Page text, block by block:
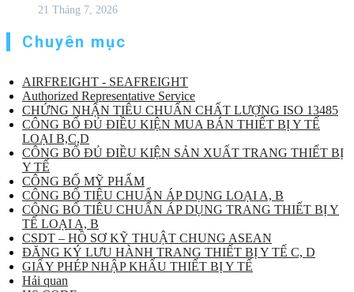
21 Tháng 7, 2026
Chuyên mục
AIRFREIGHT - SEAFREIGHT
Authorized Representative Service
CHỨNG NHẬN TIÊU CHUẨN CHẤT LƯỢNG ISO 13485
CÔNG BỐ ĐỦ ĐIỀU KIỆN MUA BÁN THIẾT BỊ Y TẾ
LOẠI B,C,D
CÔNG BỐ ĐỦ ĐIỀU KIỆN SẢN XUẤT TRANG THIẾT BỊ
Y TẾ
CÔNG BỐ MỸ PHẨM
CÔNG BỐ TIÊU CHUẨN ÁP DỤNG LOẠI A, B
CÔNG BỐ TIÊU CHUẨN ÁP DỤNG TRANG THIẾT BỊ Y
TẾ LOẠI A, B
CSDT – HỒ SƠ KỸ THUẬT CHUNG ASEAN
ĐĂNG KÝ LƯU HÀNH TRANG THIẾT BỊ Y TẾ C, D
GIẤY PHÉP NHẬP KHẨU THIẾT BỊ Y TẾ
Hải quan